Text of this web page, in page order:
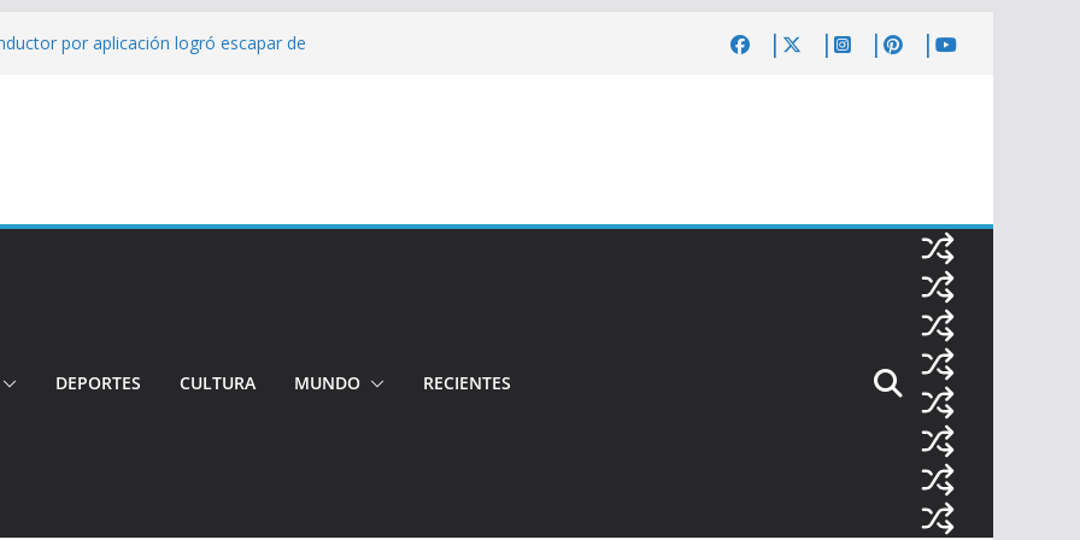
Policía recuperó vehículos y
DEPORTES CULTURA MUNDO RECIENTES